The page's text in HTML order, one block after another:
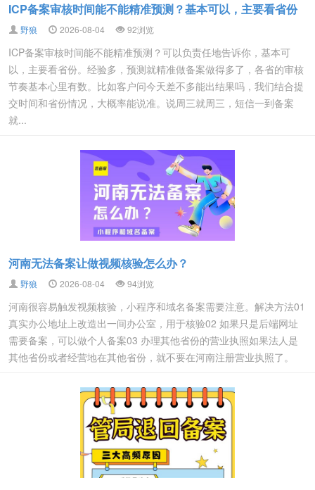
ICP备案审核时间能不能精准预测？基本可以，主要看省份
野狼 2026-08-04 92浏览
ICP备案审核时间能不能精准预测？可以负责任地告诉你，基本可
以，主要看省份。经验多，预测就精准做备案做得多了，各省的审核
节奏基本心里有数。比如客户问今天差不多能出结果吗，我们结合提
交时间和省份情况，大概率能说准。说周三就周三，短信一到备案
就...
河南无法备案让做视频核验怎么办？
野狼 2026-08-04 94浏览
河南很容易触发视频核验，小程序和域名备案需要注意。解决方法01
真实办公地址上改造出一间办公室，用于核验02 如果只是后端网址
需要备案，可以做个人备案03 办理其他省份的营业执照如果法人是
其他省份或者经营地在其他省份，就不要在河南注册营业执照了。